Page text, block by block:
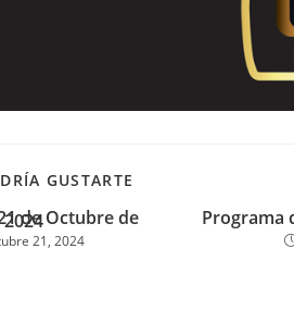
GUSTARTE
de Octubre de
2024
21, 2024
Programa